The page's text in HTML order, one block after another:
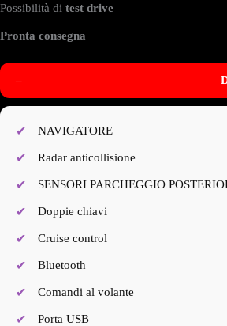
Possibilità di test drive
Pronta consegna
–
NAVIGATORE
Radar anticollisione
SENSORI PARCHEGGIO
Doppie chiavi
Cruise control
Bluetooth
Comandi al volante
Porta USB